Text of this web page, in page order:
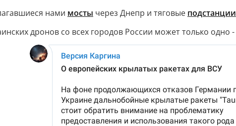
нами мосты через Днепр и тяговые подстанции
дронов со всех городов России может только одно -